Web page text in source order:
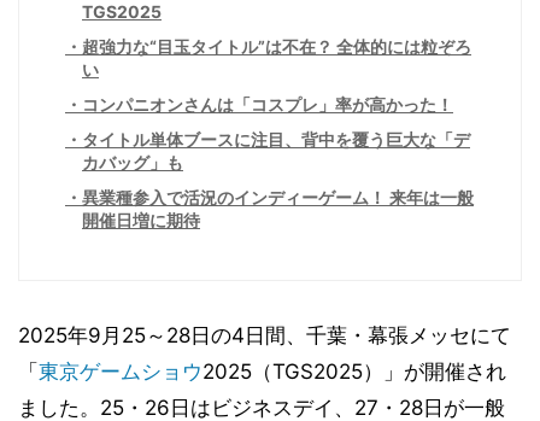
TGS2025
超強力な“目玉タイトル”は不在？ 全体的には粒ぞろ
い
コンパニオンさんは「コスプレ」率が高かった！
タイトル単体ブースに注目、背中を覆う巨大な「デ
カバッグ」も
異業種参入で活況のインディーゲーム！ 来年は一般
開催日増に期待
2025年9月25～28日の4日間、千葉・幕張メッセにて
「 東京ゲームショウ2025（TGS2025）」が開催され
ました。25・26日はビジネスデイ、27・28日が一般